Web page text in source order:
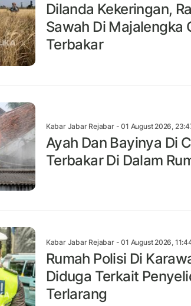
Dilanda Kekeringan,
Sawah Di Majalengka
Terbakar
Kabar Jabar Rejabar- 01 August 2026,
Ayah Dan Bayinya Di
Terbakar Di Dalam
Kabar Jabar Rejabar- 01 August 2026,
Rumah Polisi Di
Diduga Terkait
Terlarang